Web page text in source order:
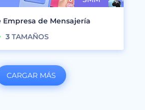
Empresa de Mensajería
3 TAMAÑOS
CARGAR MÁS